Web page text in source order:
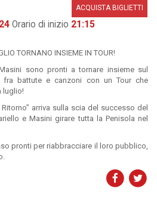
ACQUISTA BIGLIETTI
Orario di inizio 21:15
TORNANO INSIEME IN TOUR!
sono pronti a tornare insieme sul
battute e canzoni con un Tour che
luglio!
Ritorno” arriva sulla scia del successo del
e Masini girare tutta la Penisola nel
pronti per riabbracciare il loro pubblico,